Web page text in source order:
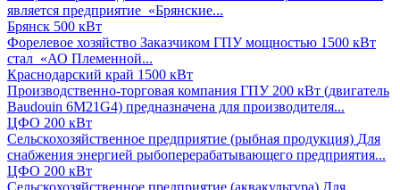
является предприятие «Брянские...
Брянск 500 кВт
Форелевое хозяйство Заказчиком ГПУ мощностью 1500 кВт
стал «АО Племенной...
Краснодарский край 1500 кВт
Производственно-торговая компания ГПУ 200 кВт (двигатель
Baudouin 6M21G4) предназначена для производителя...
ЦФО 200 кВт
Сельскохозяйственное предприятие (рыбная продукция) Для
снабжения энергией рыбоперерабатывающего предприятия...
ЦФО 200 кВт